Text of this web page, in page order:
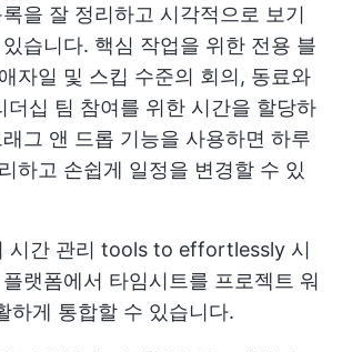
을 잘 정리하고 시각적으로 보기
습니다. 핵심 작업을 위한 전용 블
자일 및 스킵 수준의 회의, 동료와
더십 팀 참여를 위한 시간을 할당하
그 앤 드롭 기능을 사용하면 하루
하고 손쉽게 일정을 변경할 수 있
시간 관리 tools to effortlessly 시
랫폼에서 타임시트를 프로젝트 워
하게 통합할 수 있습니다.